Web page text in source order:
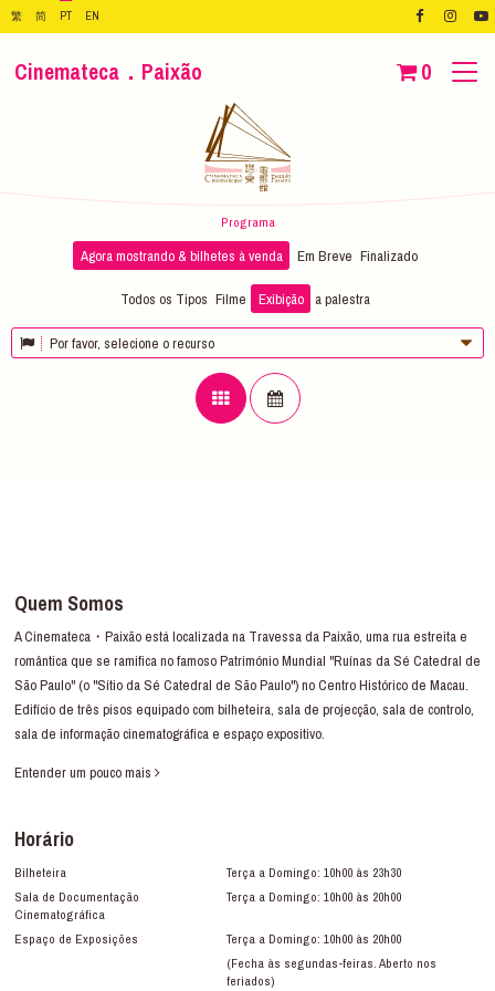
繁 简 PT EN
Cinemateca．Paixão 0
Programa
Agora mostrando & bilhetes à venda Em Breve Finalizado
Todos os Tipos Filme Exibição a palestra
Por favor, selecione o recurso
Quem Somos
A Cinemateca・Paixão está localizada na Travessa da Paixão, uma rua estreita e
romântica que se ramifica no famoso Património Mundial "Ruínas da Sé Catedral de
São Paulo" (o "Sítio da Sé Catedral de São Paulo") no Centro Histórico de Macau.
Edifício de três pisos equipado com bilheteira, sala de projecção, sala de controlo,
sala de informação cinematográfica e espaço expositivo.
Entender um pouco mais
Horário
Bilheteira
Terça a Domingo: 10h00 às 23h30
Sala de Documentação
Cinematográfica
Terça a Domingo: 10h00 às 20h00
Espaço de Exposições
Terça a Domingo: 10h00 às 20h00
(Fecha às segundas-feiras. Aberto nos
feriados)